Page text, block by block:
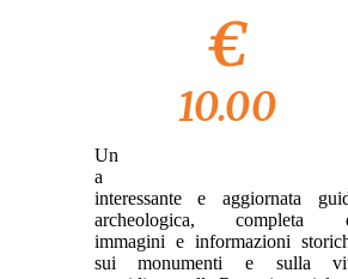
€
10.00
Un
a
interessante e aggiornata
archeologica, completa
immagini e informazioni
sui monumenti e sulla